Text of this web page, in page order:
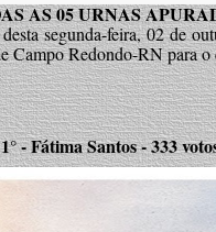
AS 05 URNAS
segunda-feira, 02 de
Campo Redondo-RN para
1° - Fátima Santos - 333